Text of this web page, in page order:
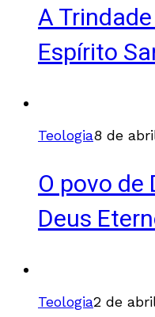
A
Espírito
Teologia8 de
O povo de
Deus
Teologia2 de